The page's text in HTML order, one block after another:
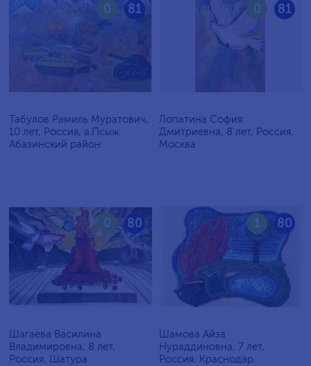
81
0
Табулов Рамиль Муратович,
10 лет, Россия, а.Псыж
Абазинский район
81
0
Лопатина София
Дмитриевна, 8 лет, Россия,
Москва
80
0
Шагаева Василина
Владимировна, 8 лет,
Россия, Шатура
80
1
Шамова Айза
Нураддиновна, 7 лет,
Россия, Краснодар